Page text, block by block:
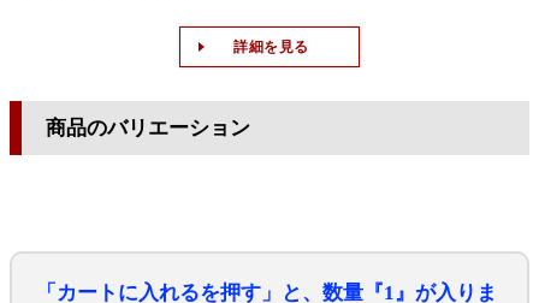
詳細を見る
商品のバリエーション
「カートに入れるを押す」と、数量『1』が入りま